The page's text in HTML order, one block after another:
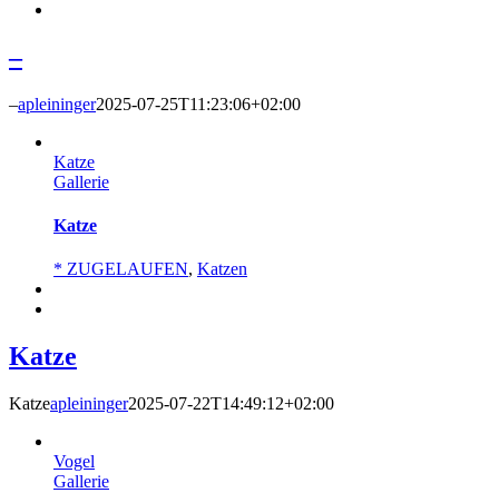
–
–apleininger2025-07-25T11:23:06+02:00
Katze
Gallerie
Katze
* ZUGELAUFEN, Katzen
Katze
Katzeapleininger2025-07-22T14:49:12+02:00
Vogel
Gallerie